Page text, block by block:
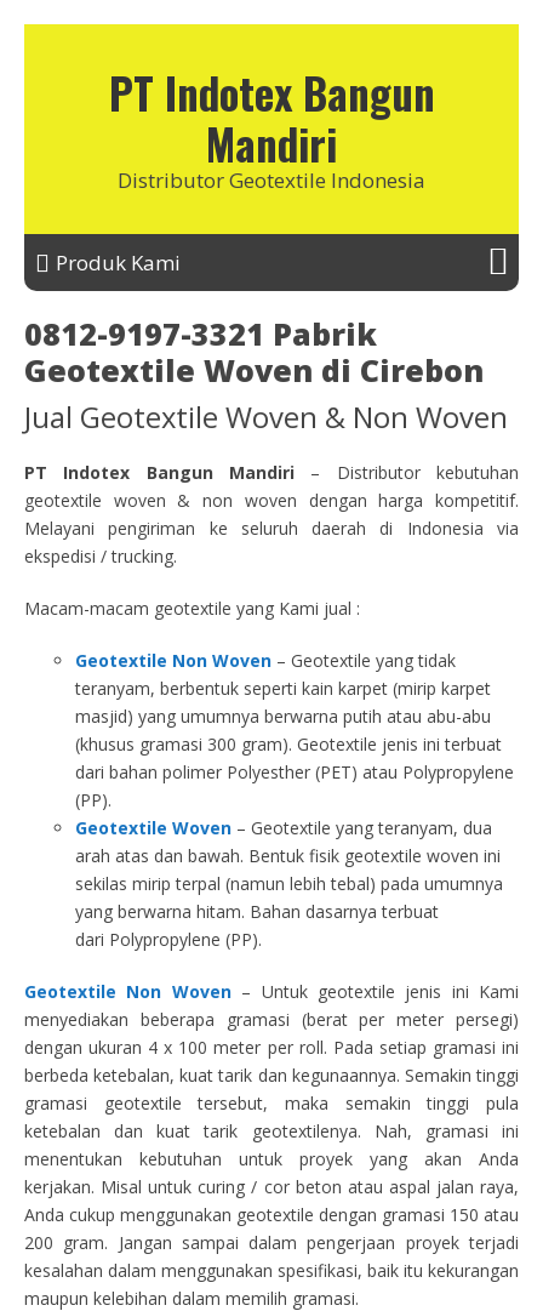
PT Indotex Bangun
Mandiri
Distributor Geotextile Indonesia
Produk Kami
0812-9197-3321 Pabrik
Geotextile Woven di Cirebon
Jual Geotextile Woven & Non Woven
PT Indotex Bangun Mandiri – Distributor kebutuhan
geotextile woven & non woven dengan harga kompetitif.
Melayani pengiriman ke seluruh daerah di Indonesia via
ekspedisi / trucking.
Macam-macam geotextile yang Kami jual :
Geotextile Non Woven – Geotextile yang tidak
teranyam, berbentuk seperti kain karpet (mirip karpet
masjid) yang umumnya berwarna putih atau abu-abu
(khusus gramasi 300 gram). Geotextile jenis ini terbuat
dari bahan polimer Polyesther (PET) atau Polypropylene
(PP).
Geotextile Woven – Geotextile yang teranyam, dua
arah atas dan bawah. Bentuk fisik geotextile woven ini
sekilas mirip terpal (namun lebih tebal) pada umumnya
yang berwarna hitam. Bahan dasarnya terbuat
dari Polypropylene (PP).
Geotextile Non Woven– Untuk geotextile jenis ini Kami
menyediakan beberapa gramasi (berat per meter persegi)
dengan ukuran 4 x 100 meter per roll. Pada setiap gramasi ini
berbeda ketebalan, kuat tarik dan kegunaannya. Semakin tinggi
gramasi geotextile tersebut, maka semakin tinggi pula
ketebalan dan kuat tarik geotextilenya. Nah, gramasi ini
menentukan kebutuhan untuk proyek yang akan Anda
kerjakan. Misal untuk curing / cor beton atau aspal jalan raya,
Anda cukup menggunakan geotextile dengan gramasi 150 atau
200 gram. Jangan sampai dalam pengerjaan proyek terjadi
kesalahan dalam menggunakan spesifikasi, baik itu kekurangan
maupun kelebihan dalam memilih gramasi.